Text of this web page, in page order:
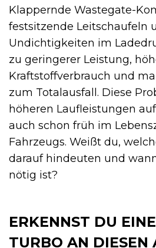
Klappernde Wastegate-
festsitzende Leitschaufeln
Undichtigkeiten im
zu geringerer Leistung,
Kraftstoffverbrauch und
zum Totalausfall. Diese
höheren Laufleistungen
auch schon früh im
Fahrzeugs. Weißt du,
darauf hindeuten und
nötig ist?
ERKENNST DU
TURBO AN DIESEN